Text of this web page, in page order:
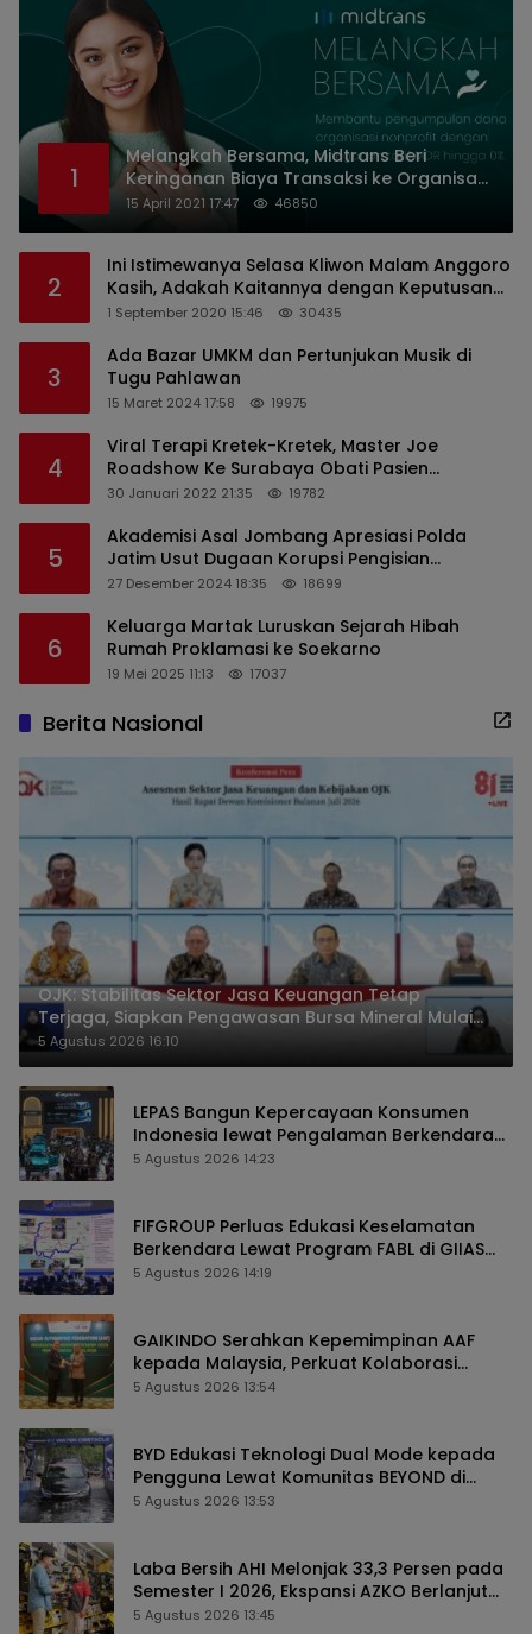
1
Melangkah Bersama, Midtrans Beri
Keringanan Biaya Transaksi ke Organisasi
Nirlaba Indonesia
15 April 2021 17:47 46850
2
Ini Istimewanya Selasa Kliwon Malam Anggoro
Kasih, Adakah Kaitannya dengan Keputusan
PDIP?
1 September 2020 15:46 30435
3
Ada Bazar UMKM dan Pertunjukan Musik di
Tugu Pahlawan
15 Maret 2024 17:58 19975
4
Viral Terapi Kretek-Kretek, Master Joe
Roadshow Ke Surabaya Obati Pasien
Sekaligus Edukasi Masyarakat
30 Januari 2022 21:35 19782
5
Akademisi Asal Jombang Apresiasi Polda
Jatim Usut Dugaan Korupsi Pengisian
Perangkat Desa di Kediri
27 Desember 2024 18:35 18699
6
Keluarga Martak Luruskan Sejarah Hibah
Rumah Proklamasi ke Soekarno
19 Mei 2025 11:13 17037
Berita Nasional
OJK: Stabilitas Sektor Jasa Keuangan Tetap
Terjaga, Siapkan Pengawasan Bursa Mineral Mulai
2027
5 Agustus 2026 16:10
LEPAS Bangun Kepercayaan Konsumen
Indonesia lewat Pengalaman Berkendara
hingga Layanan Purnajual
5 Agustus 2026 14:23
FIFGROUP Perluas Edukasi Keselamatan
Berkendara Lewat Program FABL di GIIAS
2026
5 Agustus 2026 14:19
GAIKINDO Serahkan Kepemimpinan AAF
kepada Malaysia, Perkuat Kolaborasi
Industri Otomotif ASEAN
5 Agustus 2026 13:54
BYD Edukasi Teknologi Dual Mode kepada
Pengguna Lewat Komunitas BEYOND di
GIIAS 2026
5 Agustus 2026 13:53
Laba Bersih AHI Melonjak 33,3 Persen pada
Semester I 2026, Ekspansi AZKO Berlanjut
hingga Toko ke-276
5 Agustus 2026 13:45